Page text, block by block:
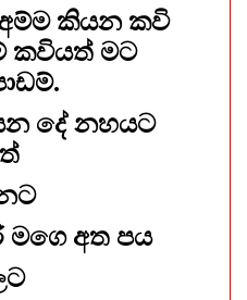
කියන කවි
කවියත් මට
දේ නහයට
මගෙ අත පය